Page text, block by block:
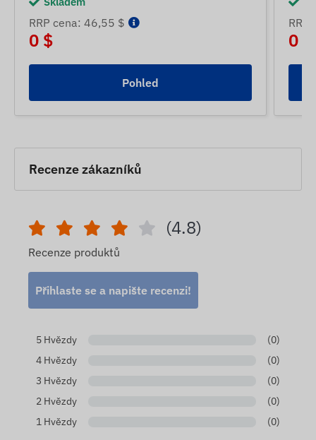
RRP cena: 46,55 $
0 $
Pohled
RRP
0 $
Recenze zákazníků
(4.8)
Recenze produktů
Přihlaste se a napište recenzi!
5 Hvězdy
(0)
4 Hvězdy
(0)
3 Hvězdy
(0)
2 Hvězdy
(0)
1 Hvězdy
(0)